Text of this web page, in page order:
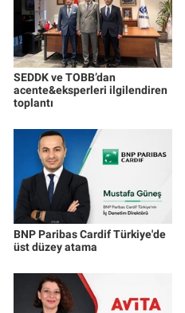
SEDDK ve TOBB’dan
acente&eksperleri ilgilendiren
toplantı
BNP Paribas Cardif Türkiye'de
üst düzey atama